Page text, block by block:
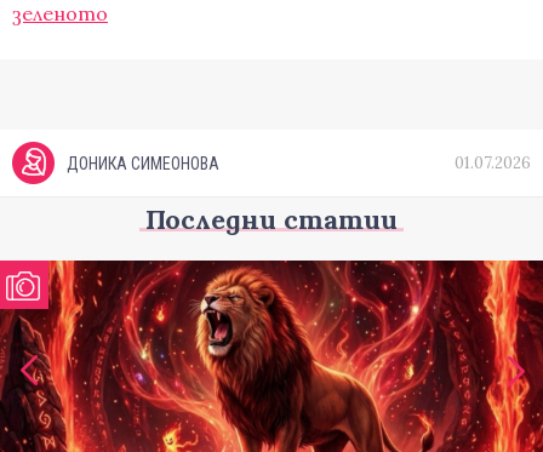
зеленото
ДОНИКА СИМЕОНОВА 01.07.2026
Последни статии